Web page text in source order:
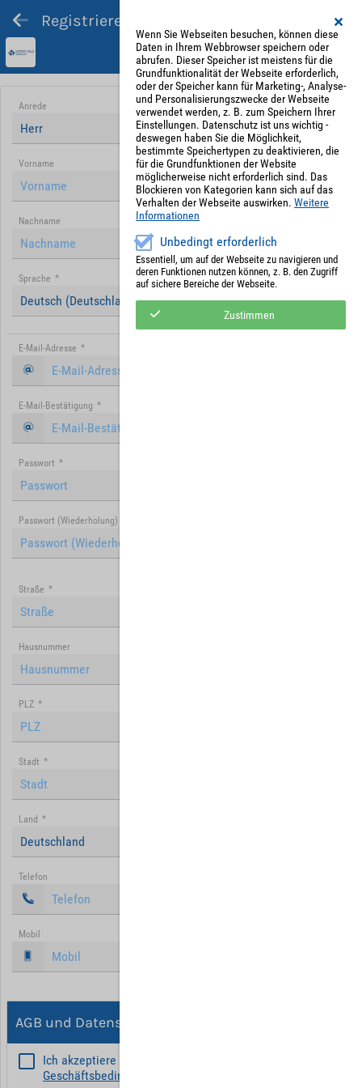
Registrieren und Angebot abgeben
Anrede
Herr
Vorname
Nachname
Sprache *
Deutsch (Deutschland)
E-Mail-Adresse *
E-Mail-Bestätigung *
Passwort *
Passwort (Wiederholung)
Straße *
Hausnummer
PLZ *
Stadt *
Land *
Deutschland
Telefon
Mobil
AGB und Datenschutz
Ich akzeptiere die
Geschäftsbedingungen
Wenn Sie Webseiten besuchen, können diese
Daten in Ihrem Webbrowser speichern oder
abrufen. Dieser Speicher ist meistens für die
Grundfunktionalität der Webseite erforderlich,
oder der Speicher kann für Marketing-, Analyse-
und Personalisierungszwecke der Webseite
verwendet werden, z. B. zum Speichern Ihrer
Einstellungen. Datenschutz ist uns wichtig -
deswegen haben Sie die Möglichkeit,
bestimmte Speichertypen zu deaktivieren, die
für die Grundfunktionen der Website
möglicherweise nicht erforderlich sind. Das
Blockieren von Kategorien kann sich auf das
Verhalten der Webseite auswirken. Weitere
Informationen
Unbedingt erforderlich
Essentiell, um auf der Webseite zu navigieren und
deren Funktionen nutzen können, z. B. den Zugriff
auf sichere Bereiche der Webseite.
Zustimmen